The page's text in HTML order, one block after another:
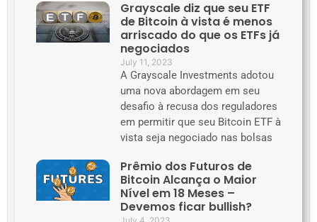
Grayscale diz que seu ETF
de Bitcoin à vista é menos
arriscado do que os ETFs já
negociados
July 11, 2023
A Grayscale Investments adotou
uma nova abordagem em seu
desafio à recusa dos reguladores
em permitir que seu Bitcoin ETF à
vista seja negociado nas bolsas
Prêmio dos Futuros de
Bitcoin Alcança o Maior
Nível em 18 Meses –
Devemos ficar bullish?